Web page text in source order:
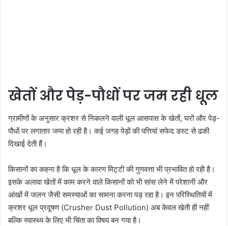
खेतों और पेड़-पौधों पर जम रही धूल
ग्रामीणों के अनुसार क्रशर से निकलने वाली धूल आसपास के खेतों, घरों और पेड़-
पौधों पर लगातार जमा हो रही है। कई जगह पेड़ों की पत्तियां सफेद डस्ट से ढकी
दिखाई देती हैं।
किसानों का कहना है कि धूल के कारण मिट्टी की गुणवत्ता भी प्रभावित हो रही है।
इसके अलावा खेतों में काम करने वाले किसानों को भी सांस लेने में परेशानी और
आंखों में जलन जैसी समस्याओं का सामना करना पड़ रहा है। इन परिस्थितियों में
क्रशर धूल प्रदूषण (Crusher Dust Pollution) अब केवल खेती ही नहीं
बल्कि स्वास्थ्य के लिए भी चिंता का विषय बन गया है।